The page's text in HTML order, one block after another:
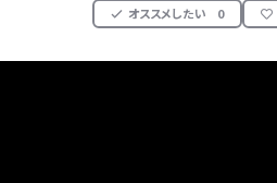
オススメしたい 0